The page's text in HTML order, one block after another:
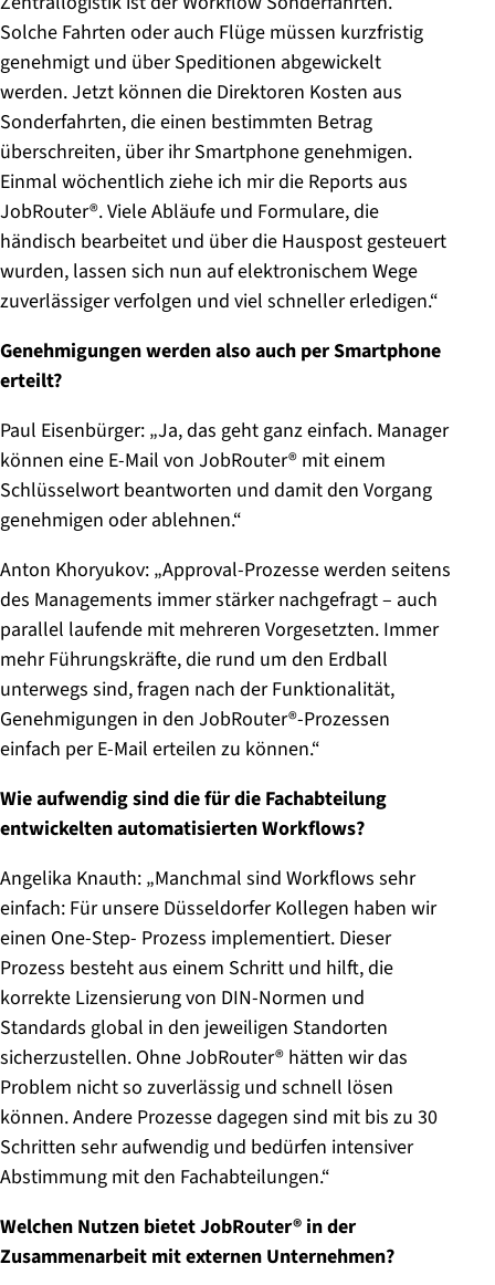
Solche Fahrten oder auch Flüge müssen kurzfristig
genehmigt und über Speditionen abgewickelt
werden. Jetzt können die Direktoren Kosten aus
Sonderfahrten, die einen bestimmten Betrag
überschreiten, über ihr Smartphone genehmigen.
Einmal wöchentlich ziehe ich mir die Reports aus
JobRouter®. Viele Abläufe und Formulare, die
händisch bearbeitet und über die Hauspost gesteuert
wurden, lassen sich nun auf elektronischem Wege
zuverlässiger verfolgen und viel schneller erledigen.“
Genehmigungen werden also auch per Smartphone
erteilt?
Paul Eisenbürger: „Ja, das geht ganz einfach. Manager
können eine E-Mail von JobRouter® mit einem
Schlüsselwort beantworten und damit den Vorgang
genehmigen oder ablehnen.“
Anton Khoryukov: „Approval-Prozesse werden seitens
des Managements immer stärker nachgefragt – auch
parallel laufende mit mehreren Vorgesetzten. Immer
mehr Führungskräfte, die rund um den Erdball
unterwegs sind, fragen nach der Funktionalität,
Genehmigungen in den JobRouter®-Prozessen
einfach per E-Mail erteilen zu können.“
Wie aufwendig sind die für die Fachabteilung
entwickelten automatisierten Workflows?
Angelika Knauth: „Manchmal sind Workflows sehr
einfach: Für unsere Düsseldorfer Kollegen haben wir
einen One-Step- Prozess implementiert. Dieser
Prozess besteht aus einem Schritt und hilft, die
korrekte Lizensierung von DIN-Normen und
Standards global in den jeweiligen Standorten
sicherzustellen. Ohne JobRouter® hätten wir das
Problem nicht so zuverlässig und schnell lösen
können. Andere Prozesse dagegen sind mit bis zu 30
Schritten sehr aufwendig und bedürfen intensiver
Abstimmung mit den Fachabteilungen.“
Welchen Nutzen bietet JobRouter® in der
Zusammenarbeit mit externen Unternehmen?